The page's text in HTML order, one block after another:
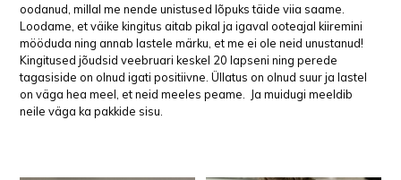
oodanud, millal me nende unistused lõpuks täide viia saame.
Loodame, et väike kingitus aitab pikal ja igaval ooteajal kiiremini
mööduda ning annab lastele märku, et me ei ole neid unustanud!
Kingitused jõudsid veebruari keskel 20 lapseni ning perede
tagasiside on olnud igati positiivne. Üllatus on olnud suur ja lastel
on väga hea meel, et neid meeles peame. Ja muidugi meeldib
neile väga ka pakkide sisu.